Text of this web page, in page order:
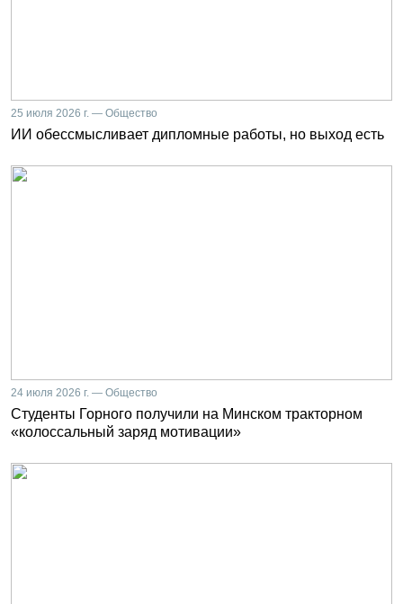
25 июля 2026 г. — Общество
ИИ обессмысливает дипломные работы, но выход есть
24 июля 2026 г. — Общество
Студенты Горного получили на Минском тракторном
«колоссальный заряд мотивации»